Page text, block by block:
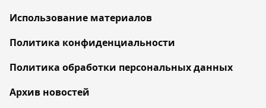
Использование материалов
Политика конфиденциальности
Политика обработки персональных данных
Архив новостей